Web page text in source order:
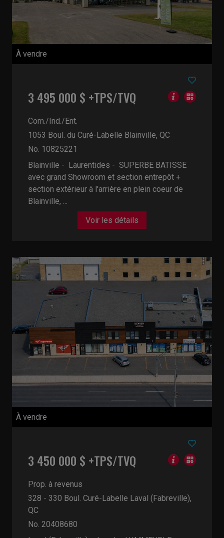
À vendre
3 495 000 $ +TPS/TVQ
Com./Ind./Ent.
1053 Boul. du Curé-Labelle Blainville, QC
No. 10825221
Blainville - Laurentides - SUPERBE BATISSE
avec grand Showroom et section entrepôt +
section extérieur à l'arrière en plein coeur de
Blainville, ...
Voir les détails
À vendre
3 450 000 $ +TPS/TVQ
Prop. à revenus
328 - 330 Boul. Curé-Labelle Laval (Fabreville),
QC
No. 20408680